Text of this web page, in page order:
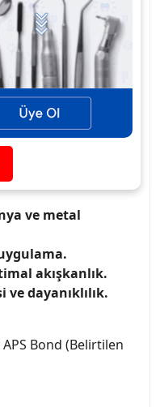
onley, inley,
restorasyonlar
Klinik
düşük film kalınlığı
uyumlu
seviyelerinde
ve metal
akışkanlık.
dayanıklılık.
Bond (Belirtilen